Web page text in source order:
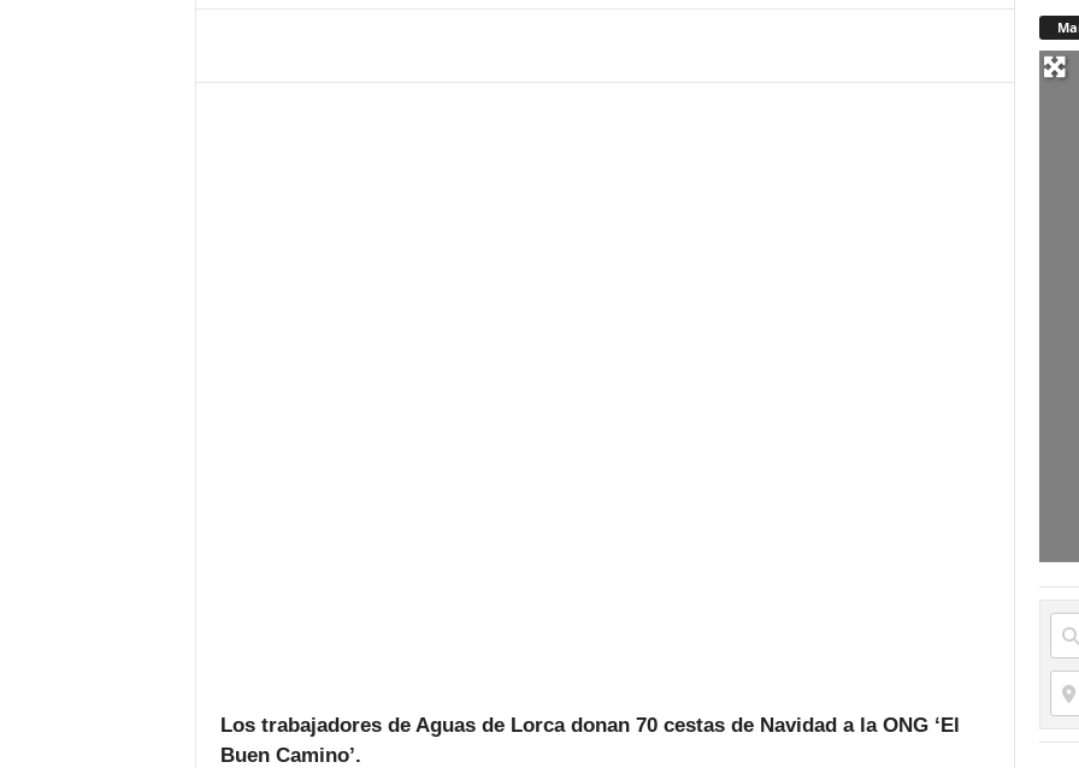
Los trabajadores de Aguas de Lorca donan 70 cestas de Navidad a la ONG ‘El
Buen Camino’.